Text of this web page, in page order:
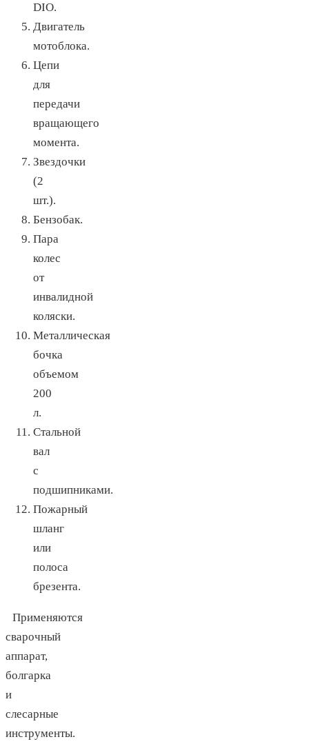
DIO.
Двигатель
мотоблока.
Цепи
для
передачи
вращающего
момента.
Звездочки
(2
шт.).
Бензобак.
Пара
колес
от
инвалидной
коляски.
Металлическая
бочка
объемом
200
л.
Стальной
вал
с
подшипниками.
Пожарный
шланг
или
полоса
брезента.
Применяются
сварочный
аппарат,
болгарка
и
слесарные
инструменты.